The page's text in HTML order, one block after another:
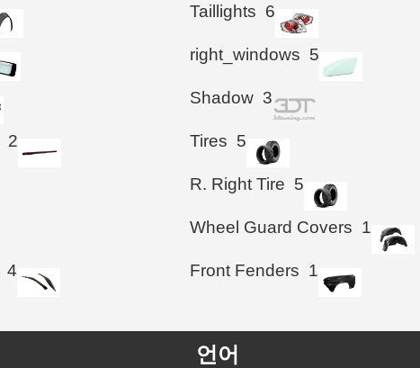
Taillights 6
right_windows 5
Shadow 3
2 Tires 5
R. Right Tire 5
Wheel Guard Covers 1
4 Front Fenders 1
언어